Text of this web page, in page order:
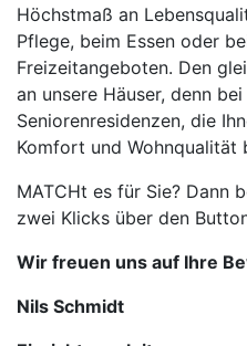
Höchstmaß an
Pflege, beim Essen oder
Freizeitangeboten. Den
an unsere Häuser, denn
Seniorenresidenzen, die
Komfort und Wohnqualität
MATCHt es für Sie? Dann
zwei Klicks über den Button
Wir freuen uns auf Ihre
Nils Schmidt